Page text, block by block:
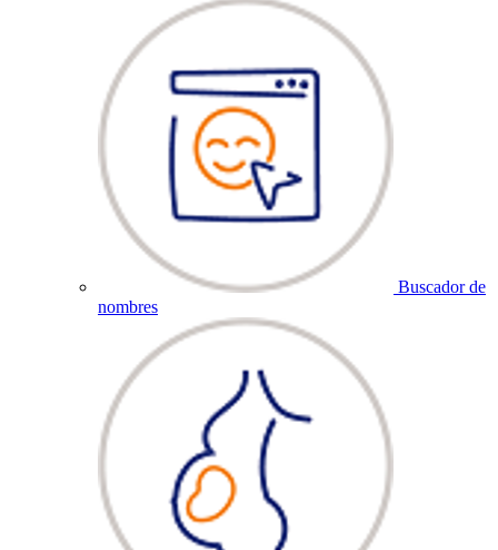
Buscador de
nombres